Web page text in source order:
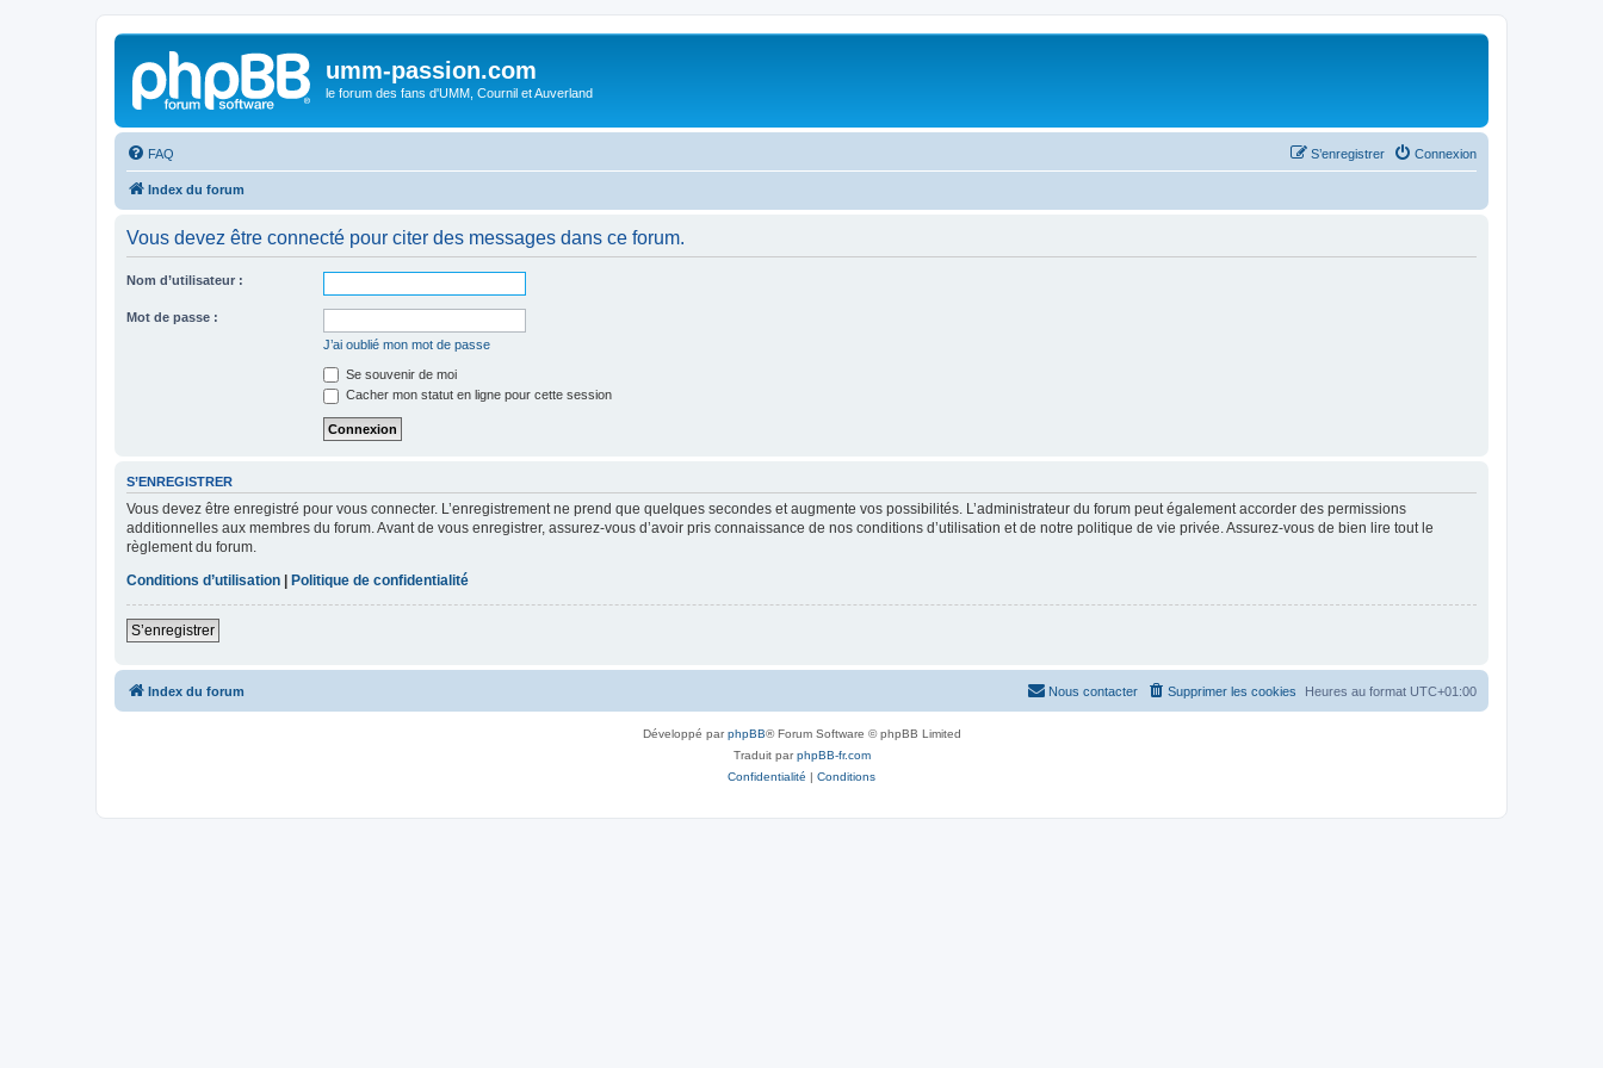
umm-passion.com
le forum des fans d'UMM, Cournil et Auverland
FAQ Connexion
S’enregistrer
Index du forum
Vous devez être connecté pour citer des messages dans ce forum.
Nom d’utilisateur :
Mot de passe :
J’ai oublié mon mot de passe
Se souvenir de moi
Cacher mon statut en ligne pour cette session
S’ENREGISTRER
Vous devez être enregistré pour vous connecter. L’enregistrement ne prend que quelques secondes et augmente vos possibilités. L’administrateur du forum peut également accorder des permissions
additionnelles aux membres du forum. Avant de vous enregistrer, assurez-vous d’avoir pris connaissance de nos conditions d’utilisation et de notre politique de vie privée. Assurez-vous de bien lire tout le
règlement du forum.
Conditions d’utilisation
Politique de confidentialité
S’enregistrer
Index du forum Heures au format UTC+01:00
Supprimer les cookies
Nous contacter
Développé parphpBB® Forum Software © phpBB Limited
Traduit parphpBB-fr.com
Confidentialité | Conditions